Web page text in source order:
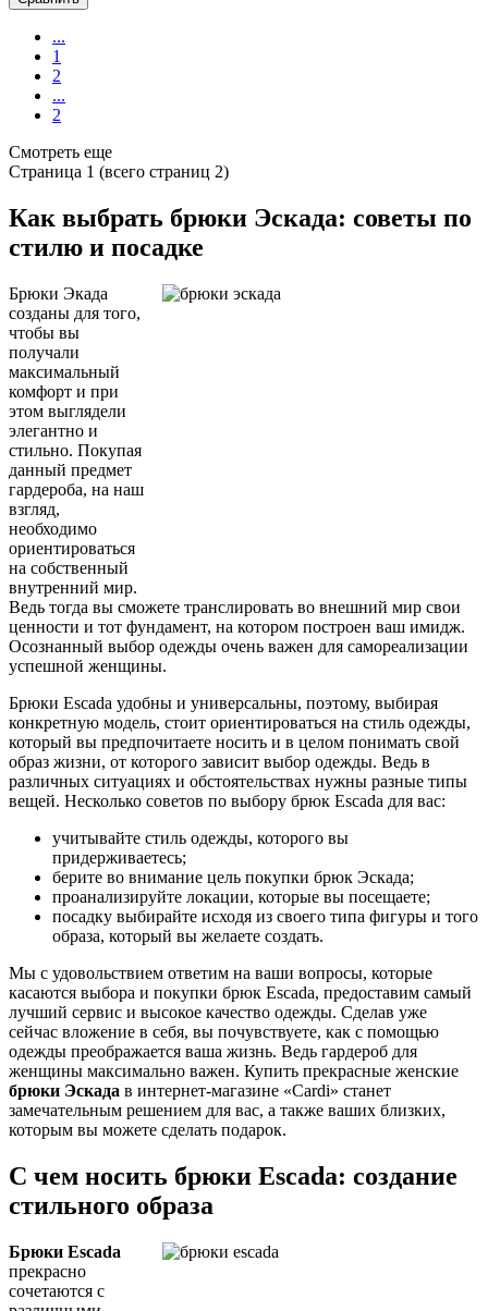
...
1
2
...
2
Смотреть еще
Страница 1 (всего страниц 2)
Как выбрать брюки Эскада: советы по
стилю и посадке
Брюки Экада
созданы для того,
чтобы вы
получали
максимальный
комфорт и при
этом выглядели
элегантно и
стильно. Покупая
данный предмет
гардероба, на наш
взгляд,
необходимо
ориентироваться
на собственный
внутренний мир.
Ведь тогда вы сможете транслировать во внешний мир свои
ценности и тот фундамент, на котором построен ваш имидж.
Осознанный выбор одежды очень важен для самореализации
успешной женщины.
Брюки Escada удобны и универсальны, поэтому, выбирая
конкретную модель, стоит ориентироваться на стиль одежды,
который вы предпочитаете носить и в целом понимать свой
образ жизни, от которого зависит выбор одежды. Ведь в
различных ситуациях и обстоятельствах нужны разные типы
вещей. Несколько советов по выбору брюк Escada для вас:
учитывайте стиль одежды, которого вы
придерживаетесь;
берите во внимание цель покупки брюк Эскада;
проанализируйте локации, которые вы посещаете;
посадку выбирайте исходя из своего типа фигуры и того
образа, который вы желаете создать.
Мы с удовольствием ответим на ваши вопросы, которые
касаются выбора и покупки брюк Escada, предоставим самый
лучший сервис и высокое качество одежды. Сделав уже
сейчас вложение в себя, вы почувствуете, как с помощью
одежды преображается ваша жизнь. Ведь гардероб для
женщины максимально важен. Купить прекрасные женские
брюки Эскада в интернет-магазине «Cardi» станет
замечательным решением для вас, а также ваших близких,
которым вы можете сделать подарок.
С чем носить брюки Escada: создание
стильного образа
Брюки Escada
прекрасно
сочетаются с